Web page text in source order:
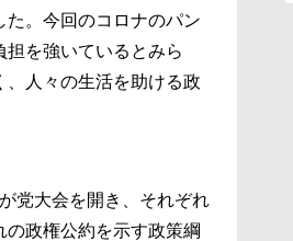
。今回のコロナのパン
を強いているとみら
人々の生活を助ける政
党大会を開き、それぞれ
政権公約を示す政策綱